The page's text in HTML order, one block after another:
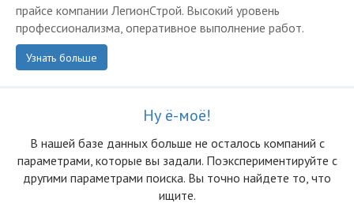
прайсе компании ЛегионСтрой. Высокий уровень
профессионализма, оперативное выполнение работ.
Узнать больше
Ну ё-моё!
В нашей базе данных больше не осталоcь компаний с
параметрами, которые вы задали. Поэкспериментируйте с
другими параметрами поиска. Вы точно найдете то, что
ищите.